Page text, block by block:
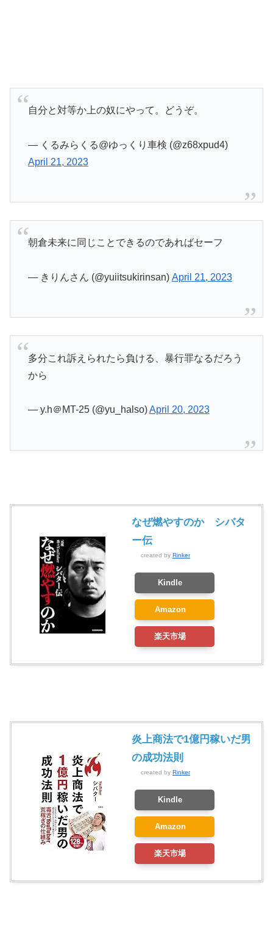
自分と対等か上の奴にやって。どうぞ。
— くるみらくる@ゆっくり車検 (@z68xpud4)
April 21, 2023
朝倉未来に同じことできるのであればセーフ
— きりんさん (@yuiitsukirinsan) April 21, 2023
多分これ訴えられたら負ける、暴行罪なるだろう
から
— y.h＠MT-25 (@yu_halso)April 20, 2023
なぜ燃やすのか シバタ
ー伝
created by Rinker
Kindle
Amazon
楽天市場
炎上商法で1億円稼いだ男
の成功法則
created by Rinker
Kindle
Amazon
楽天市場